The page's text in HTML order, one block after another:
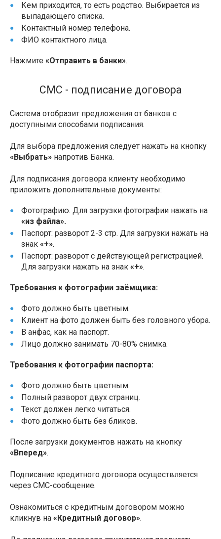
Кем приходится, то есть родство. Выбирается из
выпадающего списка.
Контактный номер телефона.
ФИО контактного лица.
Нажмите «Отправить в банки».
СМС - подписание договора
Система отобразит предложения от банков с
доступными способами подписания.
Для выбора предложения следует нажать на кнопку
«Выбрать» напротив Банка.
Для подписания договора клиенту необходимо
приложить дополнительные документы:
Фотографию. Для загрузки фотографии нажать на
«из файла».
Паспорт: разворот 2-3 стр. Для загрузки нажать на
знак «+».
Паспорт: разворот с действующей регистрацией.
Для загрузки нажать на знак «+».
Требования к фотографии заёмщика:
Фото должно быть цветным.
Клиент на фото должен быть без головного убора.
В анфас, как на паспорт.
Лицо должно занимать 70-80% снимка.
Требования к фотографии паспорта:
Фото должно быть цветным.
Полный разворот двух страниц.
Текст должен легко читаться.
Фото должно быть без бликов.
После загрузки документов нажать на кнопку
«Вперед».
Подписание кредитного договора осуществляется
через СМС-сообщение.
Ознакомиться с кредитным договором можно
кликнув на «Кредитный договор».